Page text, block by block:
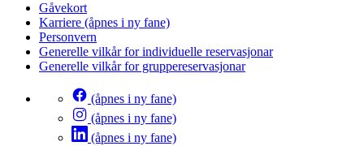
Gåvekort
Karriere (åpnes i ny fane)
Personvern
Generelle vilkår for individuelle reservasjonar
Generelle vilkår for gruppereservasjonar
(åpnes i ny fane)
(åpnes i ny fane)
(åpnes i ny fane)